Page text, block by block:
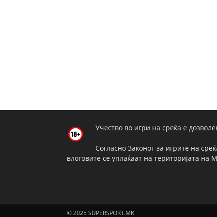
Учество во игри на среќа е
Согласно Законот за игрите на
влоговите се уплаќаат на територијата на
© 2025 SUPERSPORT.MK